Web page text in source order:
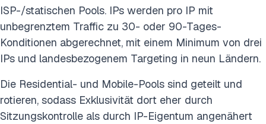
ISP-/statischen Pools. IPs werden pro IP mit
unbegrenztem Traffic zu 30- oder 90-Tages-
Konditionen abgerechnet, mit einem Minimum von drei
IPs und landesbezogenem Targeting in neun Ländern.
Die Residential- und Mobile-Pools sind geteilt und
rotieren, sodass Exklusivität dort eher durch
Sitzungskontrolle als durch IP-Eigentum angenähert